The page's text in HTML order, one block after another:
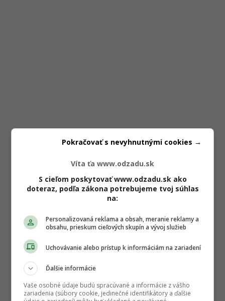
Víta ťa www.odzadu.sk
S cieľom poskytovať www.odzadu.sk ako
doteraz, podľa zákona potrebujeme tvoj súhlas
na:
Personalizovaná reklama a obsah, meranie reklamy a
obsahu, prieskum cieľových skupín a vývoj služieb
Uchovávanie alebo prístup k informáciám na zariadení
Ďalšie informácie
Vaše osobné údaje budú spracúvané a informácie z vášho
zariadenia (súbory cookie, jedinečné identifikátory a ďalšie
Pokračovať s nevyhnutnými cookies →